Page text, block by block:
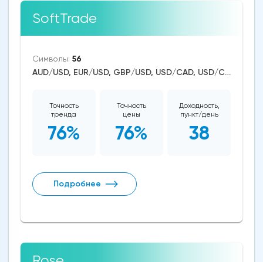
SoftTrade
Символы: 56
AUD/USD, EUR/USD, GBP/USD, USD/CAD, USD/CHF, USD/JPY, USD/RUB, CAD/CHF, EUR/AUD, EUR/NZD, EUR/GBP, CAD/JPY, EUR/CHF, GBP/AUD, GBP/NZD, AUD/NZD, GBP/CHF, NZD/CHF, AUD/CHF, EUR/JPY, CHF/JPY, EUR/CAD, GBP/JPY, NZD/JPY, AUD/JPY, NZD/USD, GBP/CAD, NZD/CAD, AUD/CAD, Dash/USD, Stellar/USD, EthereumClassic/USD, Cardano/USD, EOS/USD, BitcoinCash/USD, Litecoin/USD, Tron/USD, NEO/USD, Ethereum/USD, Bitcoin/USD, XRP/USD, US Dollar Index, DAX, Dow Jones, NASDAQ 100, S&P 500, WTI Crude Oil, Gold, Dogecoin, Binance Coin, Polkadot, Uniswap, Chainlink, Solana, Terra, Avalanche
Точность
тренда
76%
Точность
цены
76%
Доходность,
пункт/день
38
Подробнее